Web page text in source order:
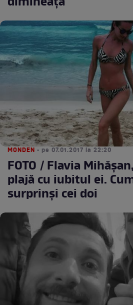
MONDEN • pe 07.01.2017 la 22:20
FOTO / Flavia
plajă cu iubitul ei.
surprinși cei doi